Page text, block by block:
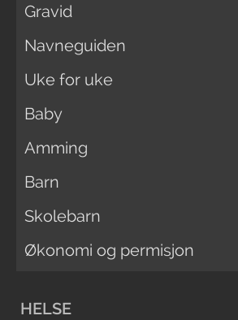
Gravid
Navneguiden
Uke for uke
Baby
Amming
Barn
Skolebarn
Økonomi og permisjon
HELSE